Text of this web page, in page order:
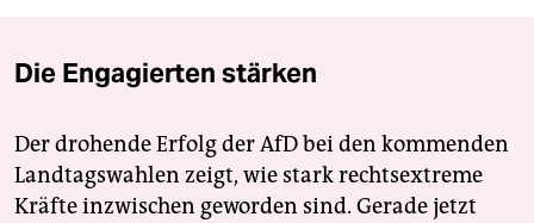
Die Engagierten stärken
Der drohende Erfolg der AfD bei den kommenden
Landtagswahlen zeigt, wie stark rechtsextreme
Kräfte inzwischen geworden sind. Gerade jetzt